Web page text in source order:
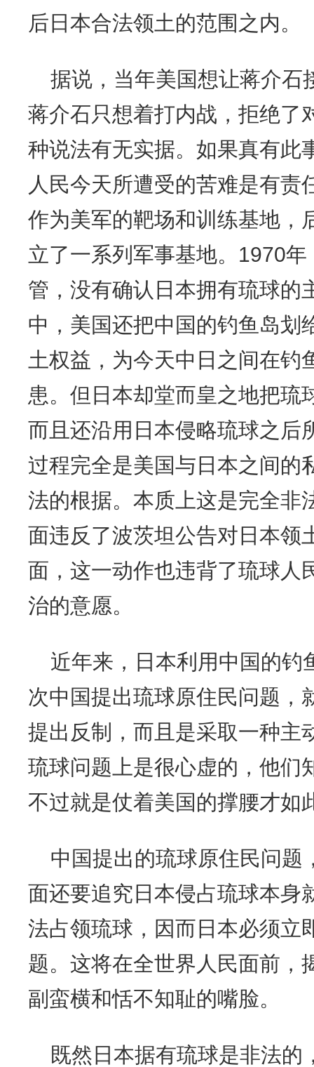
后日本合法领土的范围之内。
据说，当年美国想让蒋介石
蒋介石只想着打内战，拒绝了
种说法有无实据。如果真有此
人民今天所遭受的苦难是有责
作为美军的靶场和训练基地，
立了一系列军事基地。1970
管，没有确认日本拥有琉球的
中，美国还把中国的钓鱼岛划
土权益，为今天中日之间在钓
患。但日本却堂而皇之地把琉
而且还沿用日本侵略琉球之后
过程完全是美国与日本之间的
法的根据。本质上这是完全非
面违反了波茨坦公告对日本领
面，这一动作也违背了琉球人
治的意愿。
近年来，日本利用中国的钓
次中国提出琉球原住民问题，
提出反制，而且是采取一种主
琉球问题上是很心虚的，他们
不过就是仗着美国的撑腰才如
中国提出的琉球原住民问题
面还要追究日本侵占琉球本身
法占领琉球，因而日本必须立
题。这将在全世界人民面前，
副蛮横和恬不知耻的嘴脸。
既然日本据有琉球是非法的